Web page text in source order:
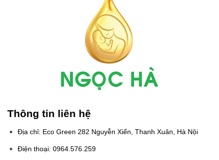
Thông tin liên hệ
Địa chỉ: Eco Green 282 Nguyễn Xiển, Thanh Xuân, Hà Nội
Điện thoại: 0964.576.259